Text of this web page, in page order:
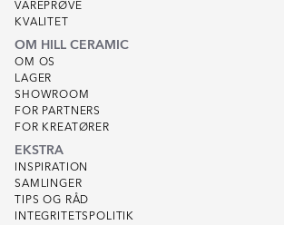
VAREPRØVE
KVALITET
OM HILL CERAMIC
OM OS
LAGER
SHOWROOM
FOR PARTNERS
FOR KREATØRER
EKSTRA
INSPIRATION
SAMLINGER
TIPS OG RÅD
INTEGRITETSPOLITIK